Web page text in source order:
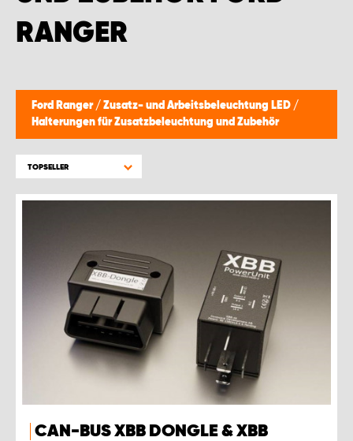
RANGER
Ford Ranger / Zusatz- und Arbeitsbeleuchtung LED /
Halterungen für Zusatzbeleuchtung und Zubehör
TOPSELLER
CAN-BUS XBB DONGLE & XBB